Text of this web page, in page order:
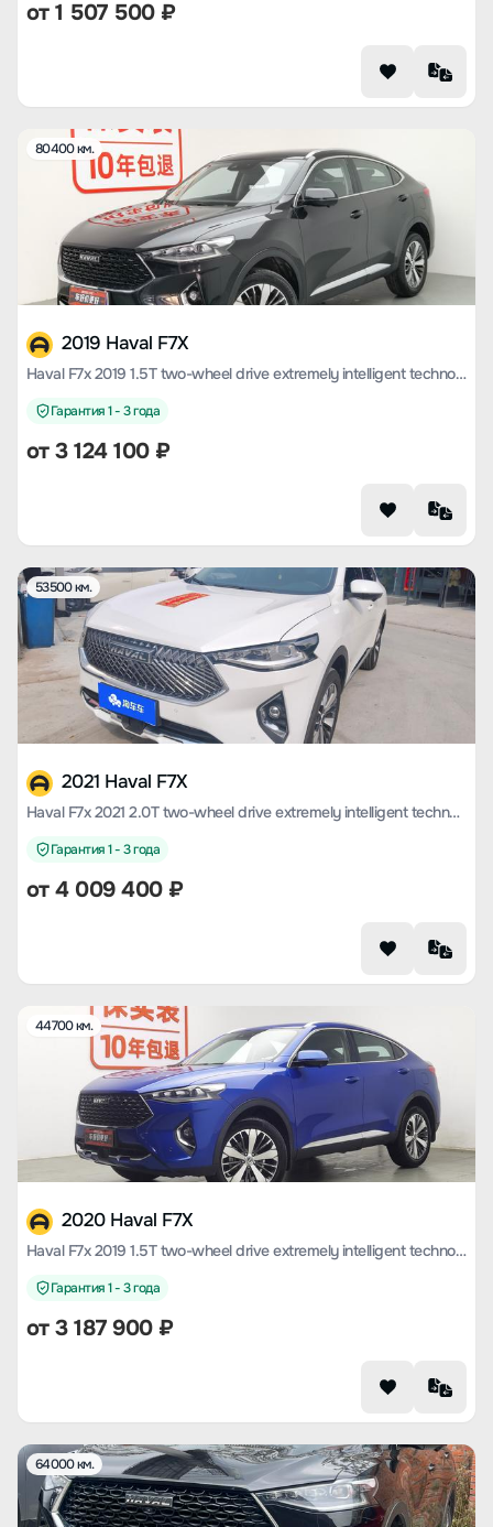
от1 507 500₽
80400 км.
2019 Haval F7X
Haval F7x 2019 1.5T two-wheel drive extremely intelligent technology version
Гарантия 1 - 3 года
от3 124 100₽
53500 км.
2021 Haval F7X
Haval F7x 2021 2.0T two-wheel drive extremely intelligent technology version
Гарантия 1 - 3 года
от4 009 400₽
44700 км.
2020 Haval F7X
Haval F7x 2019 1.5T two-wheel drive extremely intelligent technology version
Гарантия 1 - 3 года
от3 187 900₽
64000 км.